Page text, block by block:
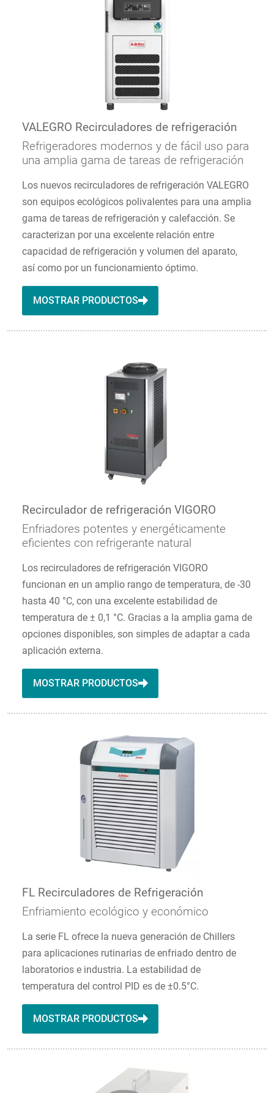
VALEGRO Recirculadores de refrigeración
Refrigeradores modernos y de fácil uso para
una amplia gama de tareas de refrigeración
Los nuevos recirculadores de refrigeración VALEGRO
son equipos ecológicos polivalentes para una amplia
gama de tareas de refrigeración y calefacción. Se
caracterizan por una excelente relación entre
capacidad de refrigeración y volumen del aparato,
así como por un funcionamiento óptimo.
MOSTRAR PRODUCTOS
Recirculador de refrigeración VIGORO
Enfriadores potentes y energéticamente
eficientes con refrigerante natural
Los recirculadores de refrigeración VIGORO
funcionan en un amplio rango de temperatura, de -30
hasta 40 °C, con una excelente estabilidad de
temperatura de ± 0,1 °C. Gracias a la amplia gama de
opciones disponibles, son simples de adaptar a cada
aplicación externa.
MOSTRAR PRODUCTOS
FL Recirculadores de Refrigeración
Enfriamiento ecológico y económico
La serie FL ofrece la nueva generación de Chillers
para aplicaciones rutinarias de enfriado dentro de
laboratorios e industria. La estabilidad de
temperatura del control PID es de ±0.5°C.
MOSTRAR PRODUCTOS